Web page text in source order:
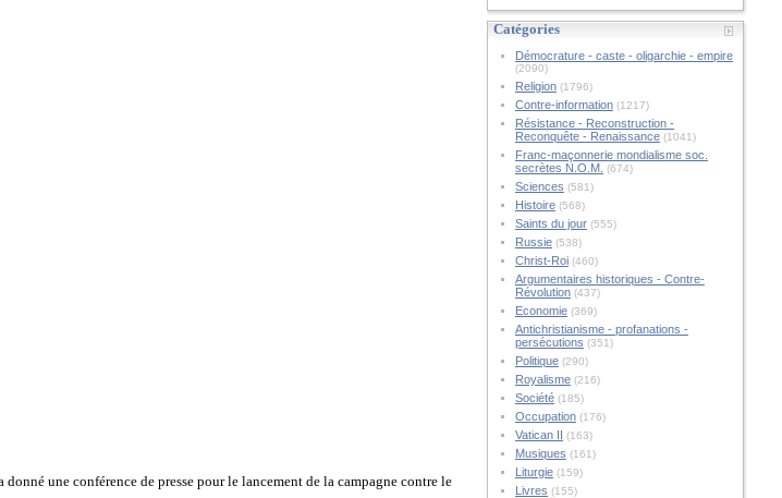
une conférence de presse pour le lancement de la campagne contre le
Catégories
Démocrature - caste - oligarchie - empire
(2090)
Religion(1796)
Contre-information(1217)
Résistance - Reconstruction -
Reconquête - Renaissance(1041)
Franc-maçonnerie mondialisme soc.
secrètes N.O.M. (674)
Sciences (581)
Histoire(568)
Saints du jour(555)
Russie(538)
Christ-Roi(460)
Argumentaires historiques - Contre-
Révolution(437)
Economie(369)
Antichristianisme - profanations -
persécutions (351)
Politique(290)
Royalisme(216)
Société(185)
Occupation(176)
Vatican II (163)
Musiques (161)
Liturgie(159)
Livres (155)